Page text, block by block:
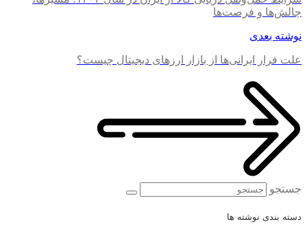
چالش‌ها و فرصت‌ها
نوشته بعدی
علت فرار ایرانی‌ها از بازار ارزهای دیجیتال چیست؟
جستجو
دسته بندی نوشته ها